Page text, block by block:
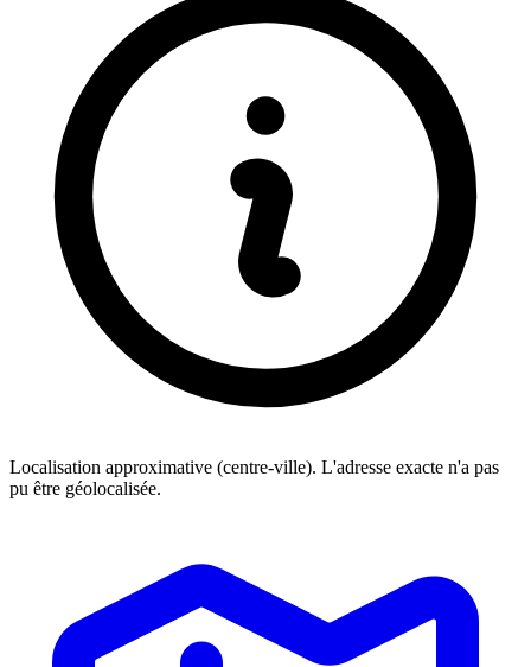
Localisation approximative (centre-ville). L'adresse exacte n'a pas
pu être géolocalisée.